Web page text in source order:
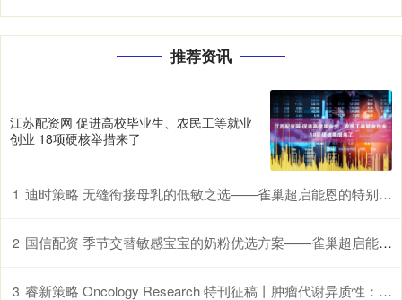
推荐资讯
江苏配资网 促进高校毕业生、农民工等就业
创业 18项硬核举措来了
1 迪时策略 无缝衔接母乳的低敏之选——雀巢超启能恩的特别优势
2 国信配资 季节交替敏感宝宝的奶粉优选方案——雀巢超启能恩，守护脆弱肠胃
3 睿新策略 Oncology Research 特刊征稿丨肿瘤代谢异质性：机制、生物标志物与治疗意义_研究